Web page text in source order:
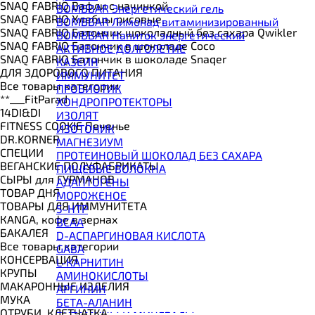
BOMBBAR Энергетический гель
BOMBBAR Лимонад витаминизированный
BOMBBAR Напиток энергетический
АКТИВНОЕ ДОЛГОЛЕТИЕ
КАЗЕИН
ИММУНИТЕТ
ПРОБИОТИК
ХОНДРОПРОТЕКТОРЫ
ИЗОЛЯТ
ИЗОТОНИК
МАГНЕЗИУМ
ПРОТЕИНОВЫЙ ШОКОЛАД БЕЗ САХАРА
ПИЩЕВЫЕ ВОЛОКНА
АДАПТОГЕНЫ
МОРОЖЕНОЕ
5-HTP
BCAA
D-АСПАРГИНОВАЯ КИСЛОТА
GABA
L-КАРНИТИН
АМИНОКИСЛОТЫ
АРГИНИН
БЕТА-АЛАНИН
SNAQ FABRIQ Вафли с начинкой
SNAQ FABRIQ Хлебцы рисовые
SNAQ FABRIQ Батончик шоколадный без сахара Qwikler
SNAQ FABRIQ Батончик в шоколаде Coco
SNAQ FABRIQ Батончик в шоколаде Snaqer
ДЛЯ ЗДОРОВОГО ПИТАНИЯ
Все товары категории
**___FitParad
14DI&DI
FITNESS COOKIE Печенье
DR.KORNER
СПЕЦИИ
ВЕГАНСКИЕ ПОЛУФАБРИКАТЫ
СЫРЫ для ГУРМАНОВ
TОВАР ДНЯ
TОВАРЫ ДЛЯ ИММУНИТЕТА
КANGA, кофе в зернах
БАКАЛЕЯ
Все товары категории
КОНСЕРВАЦИЯ
КРУПЫ
МАКАРОННЫЕ ИЗДЕЛИЯ
МУКА